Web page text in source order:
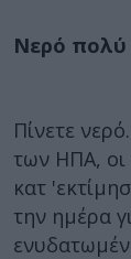
Νερό πολύ
Πίνετε
των ΗΠΑ, οι
κατ
την ημέρα